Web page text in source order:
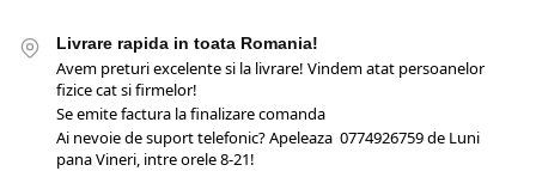
Livrare rapida in toata Romania!
Avem preturi excelente si la livrare! Vindem atat persoanelor
fizice cat si firmelor!
Se emite factura la finalizare comanda
Ai nevoie de suport telefonic? Apeleaza 0774926759 de Luni
pana Vineri, intre orele 8-21!